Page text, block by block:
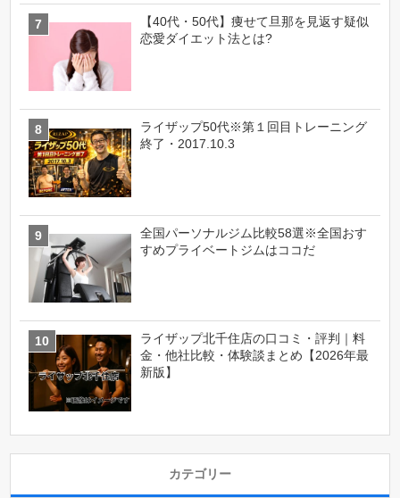
【40代・50代】痩せて旦那を見返す疑似
恋愛ダイエット法とは?
ライザップ50代※第１回目トレーニング
終了・2017.10.3
全国パーソナルジム比較58選※全国おす
すめプライベートジムはココだ
ライザップ北千住店の口コミ・評判｜料
金・他社比較・体験談まとめ【2026年最
新版】
カテゴリー